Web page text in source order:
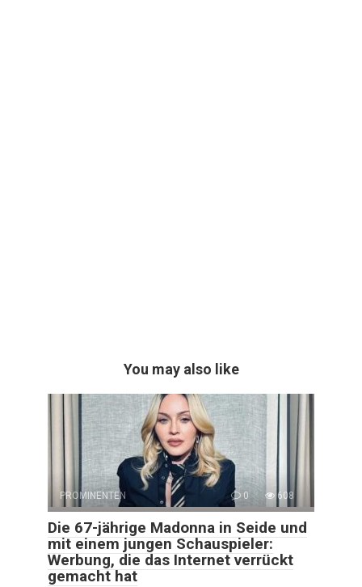
You may also like
PROMINENTEN 0 608
Die 67-jährige Madonna in Seide und
mit einem jungen Schauspieler:
Werbung, die das Internet verrückt
gemacht hat